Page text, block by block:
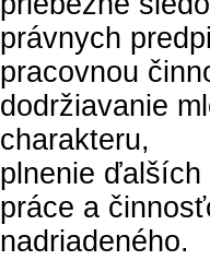
právnych
pracovnou
dodržiavanie
charakteru,
plnenie ďalších
práce a
nadriadeného.